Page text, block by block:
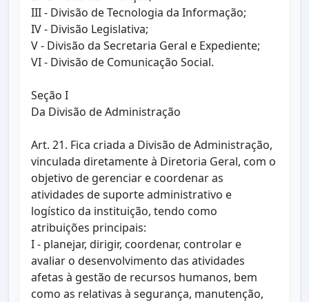
III - Divisão de Tecnologia da Informação;
IV - Divisão Legislativa;
V - Divisão da Secretaria Geral e Expediente;
VI - Divisão de Comunicação Social.
Seção I
Da Divisão de Administração
Art. 21. Fica criada a Divisão de Administração,
vinculada diretamente à Diretoria Geral, com o
objetivo de gerenciar e coordenar as
atividades de suporte administrativo e
logístico da instituição, tendo como
atribuições principais:
I - planejar, dirigir, coordenar, controlar e
avaliar o desenvolvimento das atividades
afetas à gestão de recursos humanos, bem
como as relativas à segurança, manutenção,